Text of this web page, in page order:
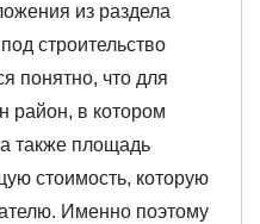
из раздела
строительство
понятно, что для
район, в котором
также площадь
стоимость, которую
Именно поэтому